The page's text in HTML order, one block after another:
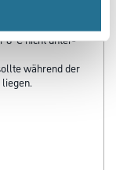
8°C nicht unter-
während der